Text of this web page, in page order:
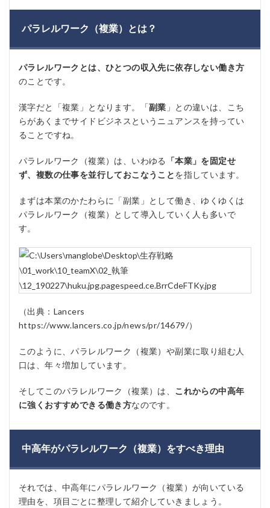
パラレルワーク（複業）とは？
パラレルワークとは、ひとつの収入先に依存しない働き方
のことです。
漢字だと「複業」となります。「副業 」との違いは、こち
らがあくまでサイドビジネスというニュアンスを持ってい
ることですね。
パラレルワーク（複業）は、いわゆる
「本業」を固定せ
ず、複数の仕事を並行しておこなうことを指しています。
まずは本業のかたわらに「副業」として働き、ゆくゆくは
パラレルワーク（複業）として導入していく人も多いで
す。
（出典：Lancers
https://www.lancers.co.jp/news/pr/14679/）
このように、パラレルワーク（複業）や副業に取り組む人
口は、年々増加しています。
そしてこのパラレルワーク（複業）は、 これからの中高年
に強くおすすめできる働き方なのです。
中高年がパラレルワーク（複業）をすべき理由
それでは、中高年にパラレルワーク（複業）が向いている
理由を、項目ごとに整理して紹介していきましょう。